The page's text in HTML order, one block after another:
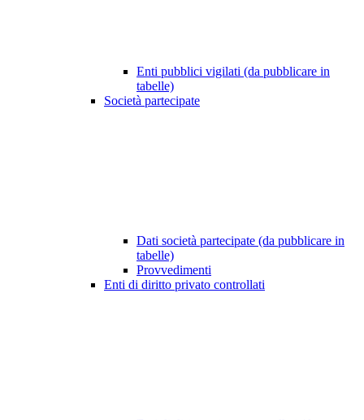
Enti pubblici vigilati (da pubblicare in
tabelle)
Società partecipate
Dati società partecipate (da pubblicare in
tabelle)
Provvedimenti
Enti di diritto privato controllati